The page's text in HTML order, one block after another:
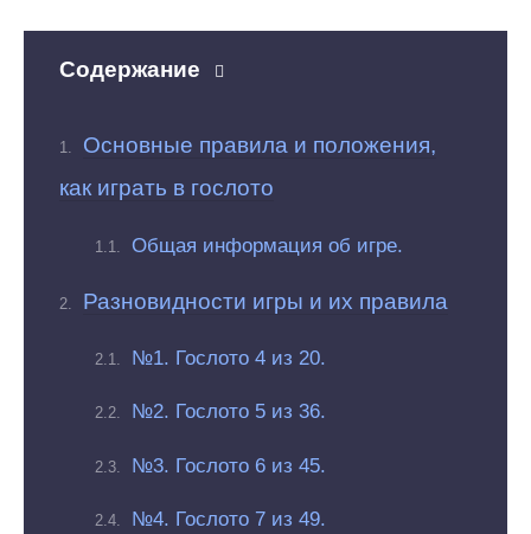
Содержание
Основные правила и положения,
как играть в гослото
Общая информация об игре.
Разновидности игры и их правила
№1. Гослото 4 из 20.
№2. Гослото 5 из 36.
№3. Гослото 6 из 45.
№4. Гослото 7 из 49.